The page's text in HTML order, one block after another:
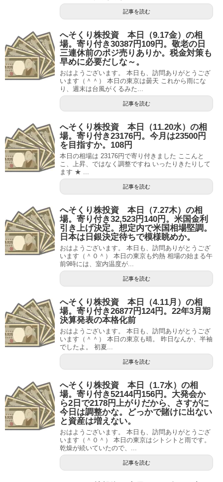
記事を読む
へそくり株投資 本日（9.17金）の相
場。寄り付き30387円109円。敬老の日
三連休前のポジ売りありか。税金対策も
早めに必要だしな～。
おはようございます。 本日も、訪問ありがとうござ
います（＾＾） 本日の東京は曇天 これから雨にな
り、週末は台風がくるみた...
記事を読む
へそくり株投資 本日（11.20水）の相
場。寄り付き23176円。今月は23500円
を目指すか。108円
本日の相場は 23176円で寄り付きました ここんと
こ、上昇、ではなく調整ですね いったりきたりして
ます ★ ...
記事を読む
へそくり株投資 本日（7.27木）の相
場。寄り付き32,523円140円。米国金利
引き上げ決定。想定内で米国相場堅調。
日本は日銀決定待ちで模様眺めか。
おはようございます。 本日も、訪問ありがとうござ
います（＾０＾） 本日の東京も灼熱 相場の始まる午
前9時には、室内温度が...
記事を読む
へそくり株投資 本日（4.11月）の相
場。寄り付き26877円124円。22年3月期
決算発表の本格化前
おはようございます。 本日も、訪問ありがとうござ
います（＾＾） 本日の東京も晴。 昨日なんか、半袖
でしたよ。 初夏...
記事を読む
へそくり株投資 本日（1.7水）の相
場。寄り付き52144円156円。大発会か
ら2日で2178円上がりだから、さすがに
今日は調整かな。どっかで賭けに出ない
と資産は増えない。
おはようございます。 本日も、訪問ありがとうござ
います（＾０＾） 本日の東京はシトシトと雨です。
乾燥が続いていたので、...
記事を読む